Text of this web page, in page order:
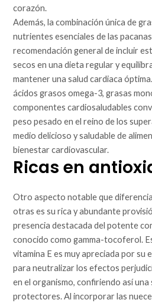
corazón.
Además, la combinación única de
nutrientes esenciales de las
recomendación general de incluir
secos en una dieta regular y
mantener una salud cardiaca
ácidos grasos omega-3, grasas
componentes cardiosaludables
peso pesado en el reino de los
medio delicioso y saludable de
bienestar cardiovascular.
Ricas en
Otro aspecto notable que
otras es su rica y abundante
presencia destacada del potente
conocido como gamma-tocoferol.
vitamina E es muy apreciada por su
para neutralizar los efectos
en el organismo, confiriendo así una
protectores. Al incorporar las